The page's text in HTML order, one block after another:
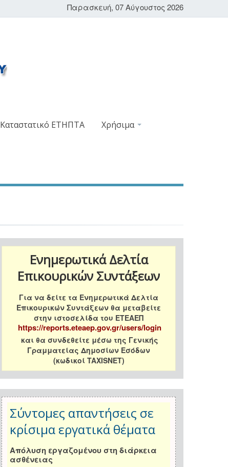
Παρασκευή, 07 Αύγουστος 2026
Καταστατικό ΕΤΗΠΤΑ Χρήσιμα
Ενημερωτικά Δελτία
Επικουρικών Συντάξεων
Για να δείτε τα Ενημερωτικά Δελτία
Επικουρικών Συντάξεων θα μεταβείτε
στην ιστοσελίδα του ΕΤΕΑΕΠ
https://reports.eteaep.gov.gr/users/login
και θα συνδεθείτε μέσω της Γενικής
Γραμματείας Δημοσίων Εσόδων
(κωδικοί TAXISNET)
Σύντομες απαντήσεις σε
κρίσιμα εργατικά θέματα
Απόλυση εργαζομένου στη διάρκεια
ασθένειας